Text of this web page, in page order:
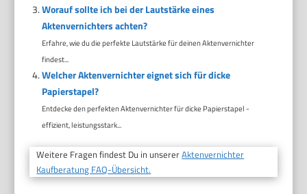
Worauf sollte ich bei der Lautstärke eines
Aktenvernichters achten?
Erfahre, wie du die perfekte Lautstärke für deinen Aktenvernichter
findest...
Welcher Aktenvernichter eignet sich für dicke
Papierstapel?
Entdecke den perfekten Aktenvernichter für dicke Papierstapel -
effizient, leistungsstark...
Weitere Fragen findest Du in unsererAktenvernichter
Kaufberatung FAQ-Übersicht.